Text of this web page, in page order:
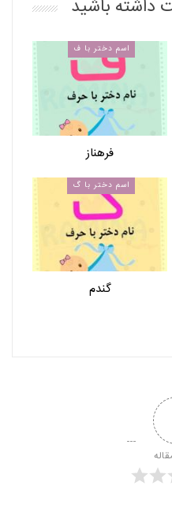
باشید
اسم دختر با ف
فرهناز
اسم دختر با گ
گندم